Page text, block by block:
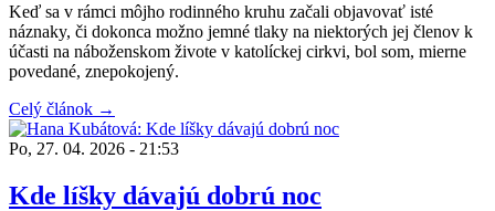
Keď sa v rámci môjho rodinného kruhu začali objavovať isté
náznaky, či dokonca možno jemné tlaky na niektorých jej členov k
účasti na náboženskom živote v katolíckej cirkvi, bol som, mierne
povedané, znepokojený.
Celý článok →
Po, 27. 04. 2026 - 21:53
Kde líšky dávajú dobrú noc